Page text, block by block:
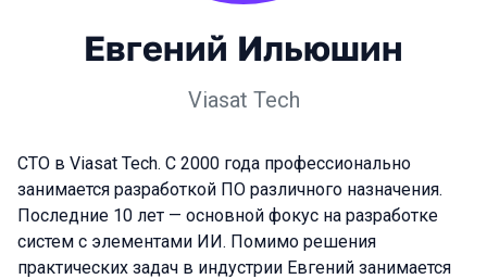
Евгений Ильюшин
Viasat Tech
CTO в Viasat Tech. С 2000 года профессионально
занимается разработкой ПО различного назначения.
Последние 10 лет — основной фокус на разработке
систем с элементами ИИ. Помимо решения
практических задач в индустрии Евгений занимается